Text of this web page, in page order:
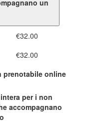
un
€32.00
€32.00
prenotabile online
per i non
accompagnano